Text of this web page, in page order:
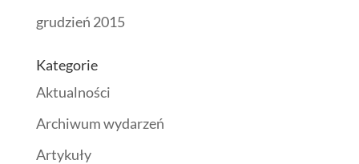
grudzień 2015
Kategorie
Aktualności
Archiwum wydarzeń
Artykuły